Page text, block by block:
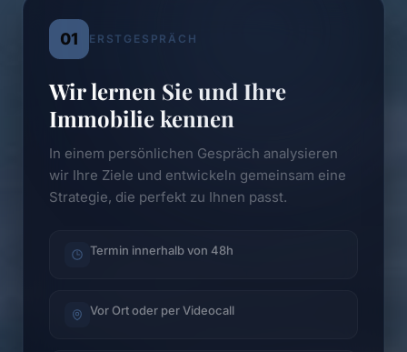
01 ERSTGESPRÄCH
Wir lernen Sie und Ihre
Immobilie kennen
In einem persönlichen Gespräch analysieren
wir Ihre Ziele und entwickeln gemeinsam eine
Strategie, die perfekt zu Ihnen passt.
Termin innerhalb von 48h
Vor Ort oder per Videocall